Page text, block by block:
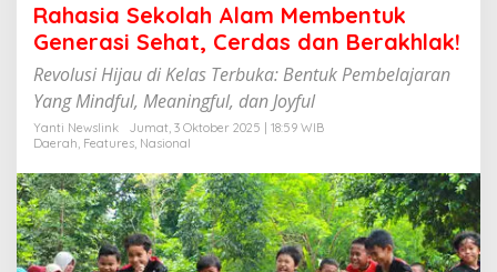
n
e
r
a
s
i
S
e
h
a
t
,
C
Rahasia Sekolah Alam Membentuk
Generasi Sehat, Cerdas dan Berakhlak!
Revolusi Hijau di Kelas Terbuka: Bentuk Pembelajaran
Yang Mindful, Meaningful, dan Joyful
Yanti Newslink
Jumat, 3 Oktober 2025 | 18:59 WIB
Daerah, Features, Nasional